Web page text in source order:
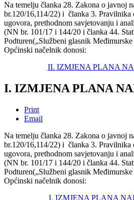
Na temelju članka 28. Zakona o javnoj
br.120/16,114/22) i članka 3. Pravilnika
ugovora, prethodnom savjetovanju i
(NN br. 101/17 i 144/20 i članka 44.
Podturen(„Službeni glasnik
Općinski načelnik donosi:
II. IZMJENA PLANA
I. IZMJENA PLANA
Print
Email
Na temelju članka 28. Zakona o javnoj
br.120/16,114/22) i članka 3. Pravilnika
ugovora, prethodnom savjetovanju i
(NN br. 101/17 i 144/20 i članka 44.
Podturen(„Službeni glasnik
Općinski načelnik donosi:
I. IZMJENA PLANA